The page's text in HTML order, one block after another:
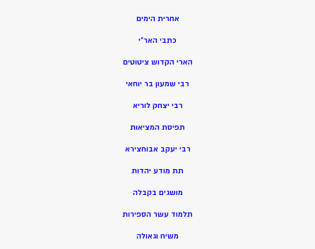
אחרית הימים
כתבי האר”י
הארי הקדוש ציטוטים
רבי שמעון בר יוחאי
רבי יצחק לוריא
תפיסת המציאות
רבי יעקב אבוחצירא
תת מודע יהדות
מושגים בקבלה
תלמוד עשר הספירות
משיח וגאולה